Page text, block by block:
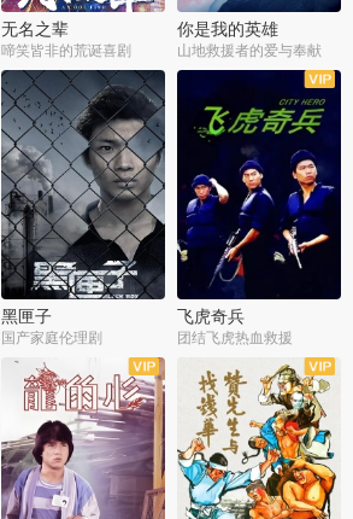
无名之辈
啼笑皆非的荒诞喜剧
你是我的英雄
山地救援者的爱与奉献
黑匣子
国产家庭伦理剧
飞虎奇兵
团结飞虎热血救援